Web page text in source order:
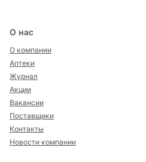
О нас
О компании
Аптеки
Журнал
Акции
Вакансии
Поставщики
Контакты
Новости компании